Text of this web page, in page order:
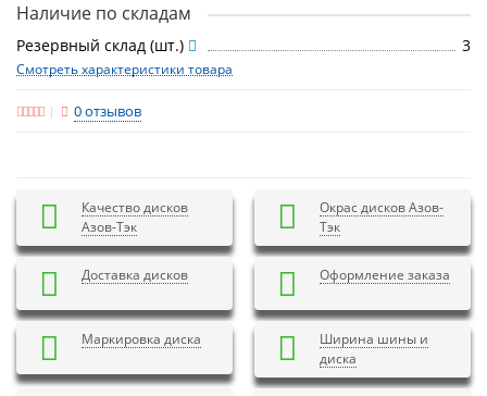
Наличие по складам
Резервный склад (шт.) 3
Смотреть характеристики товара
0 отзывов
Качество дисков
Азов-Тэк
Окрас дисков Азов-
Тэк
Доставка дисков Оформление заказа
Маркировка диска
Ширина шины и
диска